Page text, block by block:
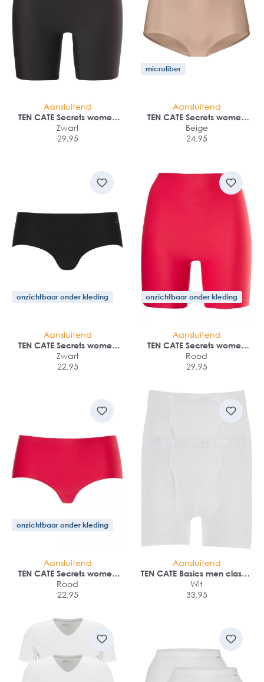
Aansluitend
TEN CATE Secrets women
long shorts (1-pack)
Zwart
29,95
microfiber
Aansluitend
TEN CATE Secrets women
high waist (1-pack)
Beige
24,95
onzichtbaar onder kleding
Aansluitend
TEN CATE Secrets women
hipster (1-pack)
Zwart
22,95
onzichtbaar onder kleding
Aansluitend
TEN CATE Secrets women
long shorts (1-pack)
Rood
29,95
onzichtbaar onder kleding
Aansluitend
TEN CATE Secrets women
midi brief (1-pack)
Rood
22,95
Aansluitend
TEN CATE Basics men classic
shorts met gulp (2-pack)
Wit
33,95